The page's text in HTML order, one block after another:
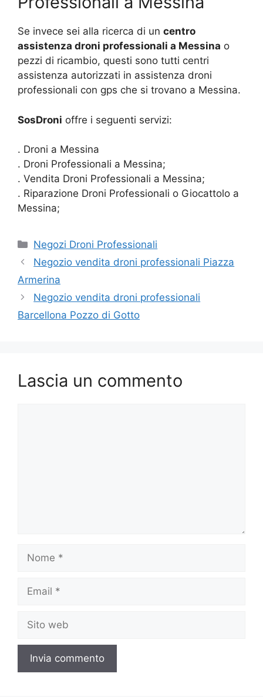
Se invece sei alla ricerca di un centro
assistenza droni professionali a Messina o
pezzi di ricambio, questi sono tutti centri
assistenza autorizzati in assistenza droni
professionali con gps che si trovano a Messina.
SosDroni offre i seguenti servizi:
. Droni a Messina
. Droni Professionali a Messina;
. Vendita Droni Professionali a Messina;
. Riparazione Droni Professionali o Giocattolo a
Messina;
Categorie
Negozi Droni Professionali
Negozio vendita droni professionali Piazza
Armerina
Negozio vendita droni professionali
Barcellona Pozzo di Gotto
Lascia un commento
Nome
Email
Sito
web